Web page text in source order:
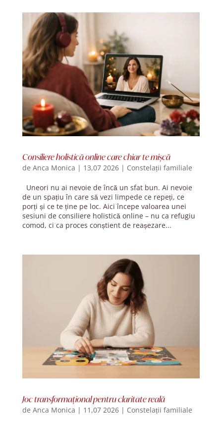
Consiliere holistică online care chiar te mișcă
de Anca Monica | 13,07 2026| Constelații familiale
Uneori nu ai nevoie de încă un sfat bun. Ai nevoie
de un spațiu în care să vezi limpede ce repeți, ce
porți și ce te ține pe loc. Aici începe valoarea unei
sesiuni de consiliere holistică online – nu ca refugiu
comod, ci ca proces conștient de reașezare...
Joc transformațional pentru claritate reală
de Anca Monica | 11,07 2026| Constelații familiale